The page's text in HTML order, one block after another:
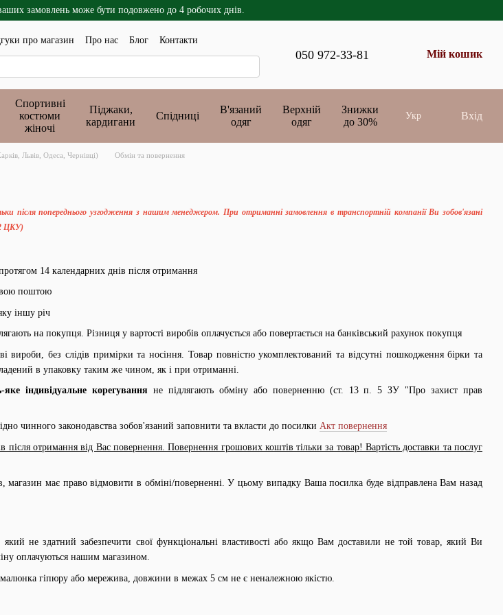
замовлень може бути подовжено до 4 робочих днів.
про магазин Про нас Блог
Контакти
050 972-33-81 Мій кошик
Спортивні
костюми
жіночі
Піджаки,
кардигани
Спідниці
В'язаний
одяг
Верхній
одяг
Знижки
до 30%
Укр Вхід
Львів, Одеса, Чернівці) Обмін та повернення
після попереднього узгодження з нашим менеджером. При отриманні замовлення в транспортній компанії Ви зобов'язані
2 ЦКУ)
14 календарних днів після отримання
поштою
іншу річ
на покупця. Різниця у вартості виробів оплачується або повертається на банківський рахунок покупця
вироби, без слідів примірки та носіння. Товар повністю укомплектований та відсутні пошкодження бірки та
в упаковку таким же чином, як і при отриманні.
індивідуальне корегування не підлягають обміну або поверненню (ст. 13 п. 5 ЗУ "Про захист прав
чинного законодавства зобов'язаний заповнити та вкласти до посилки Акт повернення
отримання від Вас повернення. Повернення грошових коштів тільки за товар! Вартість доставки та послуг
має право відмовити в обміні/поверненні. У цьому випадку Ваша посилка буде відправлена Вам назад
який не здатний забезпечити свої функціональні властивості або якщо Вам доставили не той товар, який Ви
оплачуються нашим магазином.
малюнка гіпюру або мережива, довжини в межах 5 см не є неналежною якістю.